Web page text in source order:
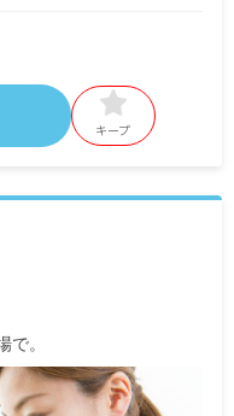
20,000円
年ごとに更新有り
キープ
で。